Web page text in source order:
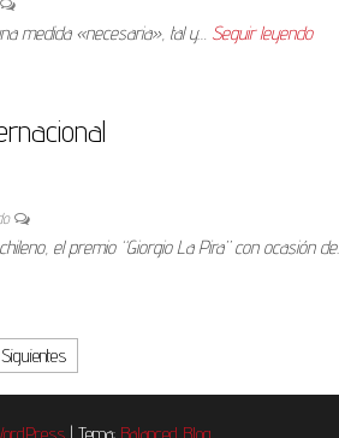
medida «necesaria», tal y… Seguir leyendo
el premio “Giorgio La Pira” con ocasión de…
Siguientes
| Tema: Balanced Blog